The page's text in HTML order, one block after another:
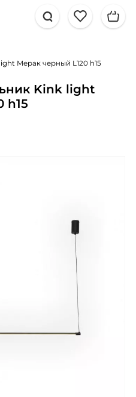
Мерак черный L120 h15
Kink light
h15